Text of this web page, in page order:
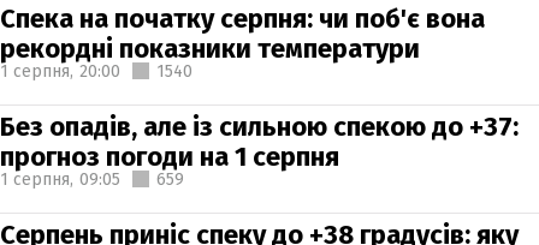
Спека на початку серпня: чи поб'є вона
рекордні показники температури
1 серпня, 20:00 1540
Без опадів, але із сильною спекою до +37:
прогноз погоди на 1 серпня
1 серпня, 09:05 659
Серпень приніс спеку до +38 градусів: яку